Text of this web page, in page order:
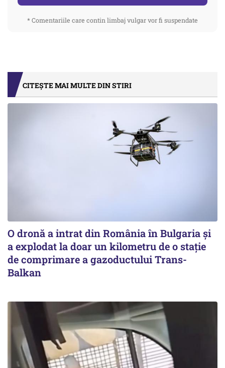
* Comentariile care contin limbaj vulgar vor fi suspendate
CITEȘTE MAI MULTE DIN STIRI
O dronă a intrat din România în Bulgaria şi
a explodat la doar un kilometru de o stație
de comprimare a gazoductului Trans-
Balkan